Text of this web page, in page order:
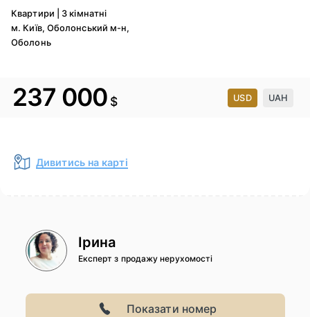
Квартири
3 кімнатні
м. Київ, Оболонський м-н,
Оболонь
237 000 $ USD UAH
Дивитись на карті
Ірина
Експерт з продажу нерухомості
Показати номер